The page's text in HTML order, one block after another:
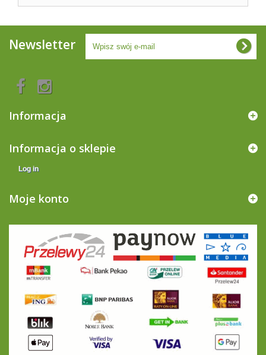
Newsletter
Informacja
Informacja o sklepie
Log in
Moje konto